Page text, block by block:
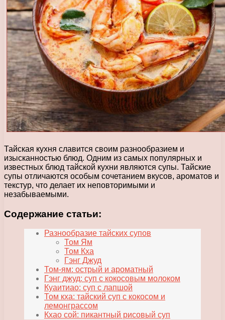
Тайская кухня славится своим разнообразием и
изысканностью блюд. Одним из самых популярных и
известных блюд тайской кухни являются супы. Тайские
супы отличаются особым сочетанием вкусов, ароматов и
текстур, что делает их неповторимыми и
незабываемыми.
Содержание статьи:
Разнообразие тайских супов
Том Ям
Том Кха
Гэнг Джуд
Том-ям: острый и ароматный
Гэнг джуд: суп с кокосовым молоком
Куаитиао: суп с лапшой
Том кха: тайский суп с кокосом и
лемонграссом
Кхао сой: пикантный рисовый суп